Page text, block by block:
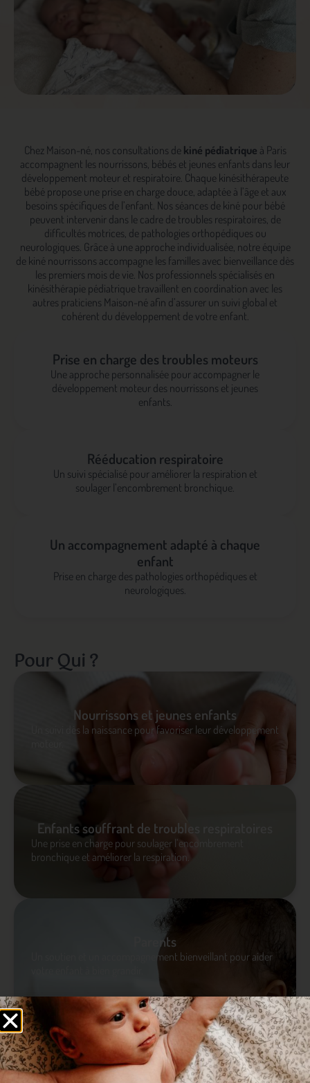
Chez Maison-né, nos consultations de kiné pédiatrique à Paris
accompagnent les nourrissons, bébés et jeunes enfants dans leur
développement moteur et respiratoire. Chaque kinésithérapeute
bébé propose une prise en charge douce, adaptée à l’âge et aux
besoins spécifiques de l’enfant. Nos séances de kiné pour bébé
peuvent intervenir dans le cadre de troubles respiratoires, de
difficultés motrices, de pathologies orthopédiques ou
neurologiques. Grâce à une approche individualisée, notre équipe
de kiné nourrissons accompagne les familles avec bienveillance dès
les premiers mois de vie. Nos professionnels spécialisés en
kinésithérapie pédiatrique travaillent en coordination avec les
autres praticiens Maison-né afin d’assurer un suivi global et
cohérent du développement de votre enfant.
Prise en charge des troubles moteurs
Une approche personnalisée pour accompagner le
développement moteur des nourrissons et jeunes
enfants.
Rééducation respiratoire
Un suivi spécialisé pour améliorer la respiration et
soulager l’encombrement bronchique.
Un accompagnement adapté à chaque
enfant
Prise en charge des pathologies orthopédiques et
neurologiques.
Pour Qui ?
Nourrissons et jeunes enfants
Un suivi dès la naissance pour favoriser leur développement
Enfants souffrant de troubles respiratoires
Une prise en charge pour soulager l’encombrement
bronchique et améliorer la respiration.
Parents
Un soutien et un accompagnement bienveillant pour aider